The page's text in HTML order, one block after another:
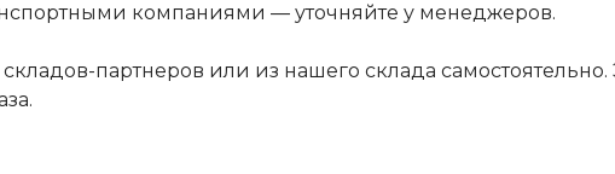
компаниями — уточняйте у менеджеров.
партнеров или из нашего склада